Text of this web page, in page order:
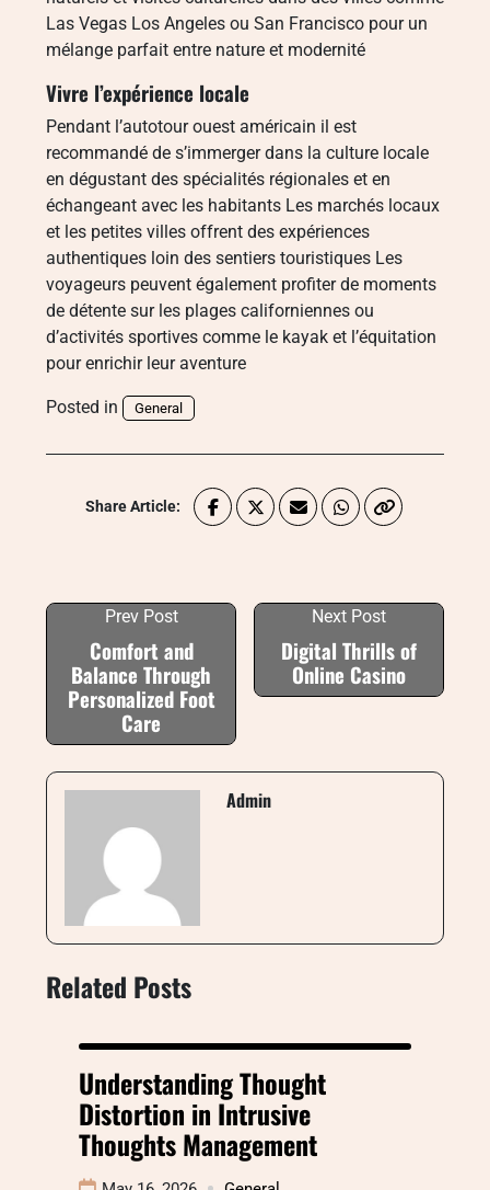
Las Vegas Los Angeles ou San Francisco pour un
mélange parfait entre nature et modernité
Vivre l’expérience locale
Pendant l’autotour ouest américain il est
recommandé de s’immerger dans la culture locale
en dégustant des spécialités régionales et en
échangeant avec les habitants Les marchés locaux
et les petites villes offrent des expériences
authentiques loin des sentiers touristiques Les
voyageurs peuvent également profiter de moments
de détente sur les plages californiennes ou
d’activités sportives comme le kayak et l’équitation
pour enrichir leur aventure
Posted in General
Share Article:
Prev Post
Comfort and
Balance Through
Personalized Foot
Care
Next Post
Digital Thrills of
Online Casino
Admin
Related Posts
Understanding Thought
Distortion in Intrusive
Thoughts Management